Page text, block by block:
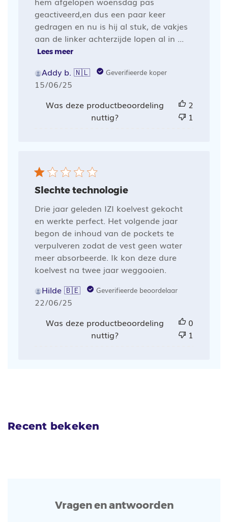
geactiveerd,en dus een paar keer
gedragen en nu is hij al stuk, de vakjes
aan de linker achterzijde lopen al in ...
Lees meer
Addy b. 🇳🇱 Geverifieerde koper
Publicatiedatum
15/06/25
Was deze productbeoordeling
nuttig?
2
1
Slechte technologie
Drie jaar geleden IZI koelvest gekocht
en werkte perfect. Het volgende jaar
begon de inhoud van de pockets te
verpulveren zodat de vest geen water
meer absorbeerde. Ik kon deze dure
koelvest na twee jaar weggooien.
Hilde 🇧🇪
Geverifieerde beoordelaar
Publicatiedatum
22/06/25
Was deze productbeoordeling
nuttig?
0
1
Recent bekeken
Vragen en antwoorden